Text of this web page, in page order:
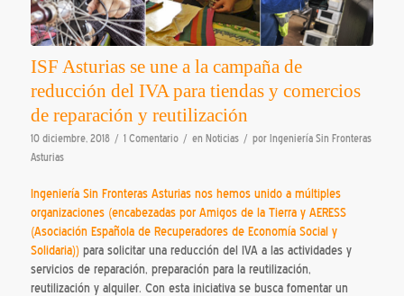
ISF Asturias se une a la campaña de
reducción del IVA para tiendas y comercios
de reparación y reutilización
10 diciembre, 2018 / 1 Comentario / en Noticias / por Ingeniería Sin Fronteras
Asturias
Ingeniería Sin Fronteras Asturias nos hemos unido a múltiples
organizaciones (encabezadas por Amigos de la Tierra y AERESS
(Asociación Española de Recuperadores de Economía Social y
Solidaria))para solicitar una reducción del IVA a las actividades y
servicios de reparación, preparación para la reutilización,
reutilización y alquiler. Con esta iniciativa se busca fomentar un